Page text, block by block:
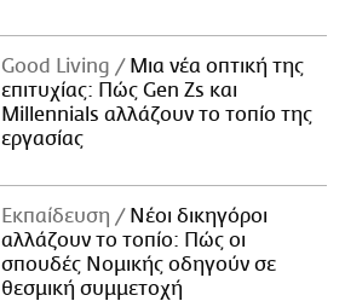
Good Living
Μια νέα οπτική της
επιτυχίας: Πώς Gen Zs και
Millennials αλλάζουν το τοπίο της
εργασίας
Εκπαίδευση
Νέοι δικηγόροι
αλλάζουν το τοπίο: Πώς οι
σπουδές Νομικής οδηγούν σε
θεσμική συμμετοχή